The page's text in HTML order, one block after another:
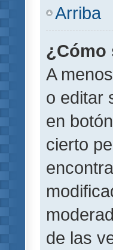
Arriba
¿Cómo
A
o editar
en botón
cierto
de las